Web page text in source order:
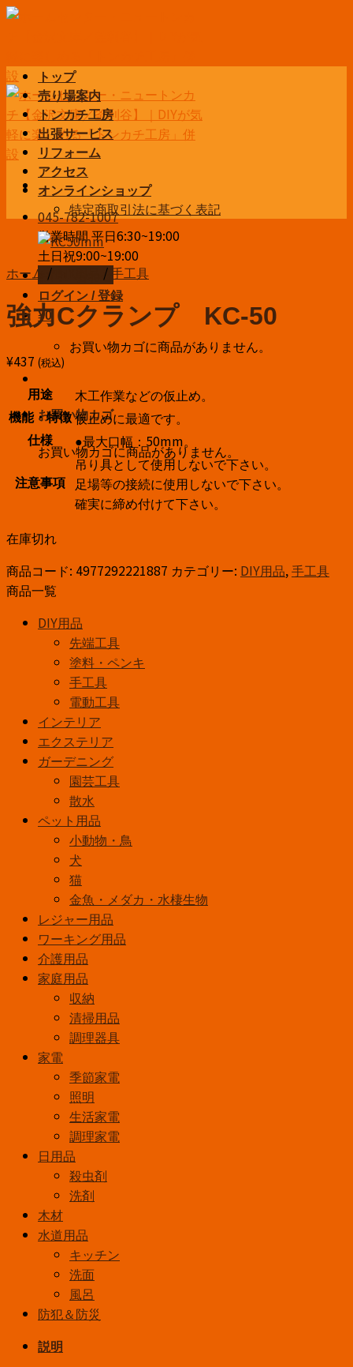
Skip
045-782-1007
営業時間 平日6:30~19:00
土日祝9:00~19:00
お問い合わせ
ログイン / 登録
¥0
お買い物カゴに商品がありません。
お買い物カゴ
お買い物カゴに商品がありません。
トップ
売り場案内
トンカチ工房
出張サービス
リフォーム
アクセス
オンラインショップ
特定商取引法に基づく表記
ホーム / / 手工具
強力Cクランプ KC-50
¥437 (税込)
用途 木工作業などの仮止め。
機能・特徴 仮止めに最適です。
仕様 ●最大口幅：50mm。
注意事項
吊り具として使用しないで下さい。
足場等の接続に使用しないで下さい。
確実に締め付けて下さい。
在庫切れ
商品コード: 4977292221887 カテゴリー: DIY用品,手工具
商品一覧
DIY用品
先端工具
塗料・ペンキ
手工具
電動工具
インテリア
エクステリア
ガーデニング
園芸工具
散水
ペット用品
小動物・鳥
犬
猫
金魚・メダカ・水棲生物
レジャー用品
ワーキング用品
介護用品
家庭用品
収納
清掃用品
調理器具
家電
季節家電
照明
生活家電
調理家電
日用品
殺虫剤
洗剤
木材
水道用品
キッチン
洗面
風呂
防犯＆防災
説明